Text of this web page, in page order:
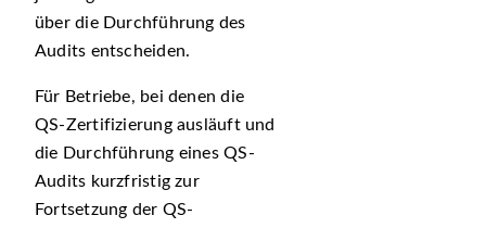
über die Durchführung des
Audits entscheiden.
Für Betriebe, bei denen die
QS-Zertifizierung ausläuft und
die Durchführung eines QS-
Audits kurzfristig zur
Fortsetzung der QS-